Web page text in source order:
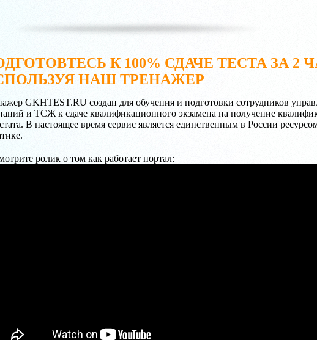
К 100% СДАЧЕ ТЕСТА ЗА 2
НАШ ТРЕНАЖЕР
GKHTEST.RU создан для обучения и подготовки сотрудников
и ТСЖ к сдаче квалификационного экзамена на получение
В настоящее время сервис является единственным в России
ролик о том как работает портал: